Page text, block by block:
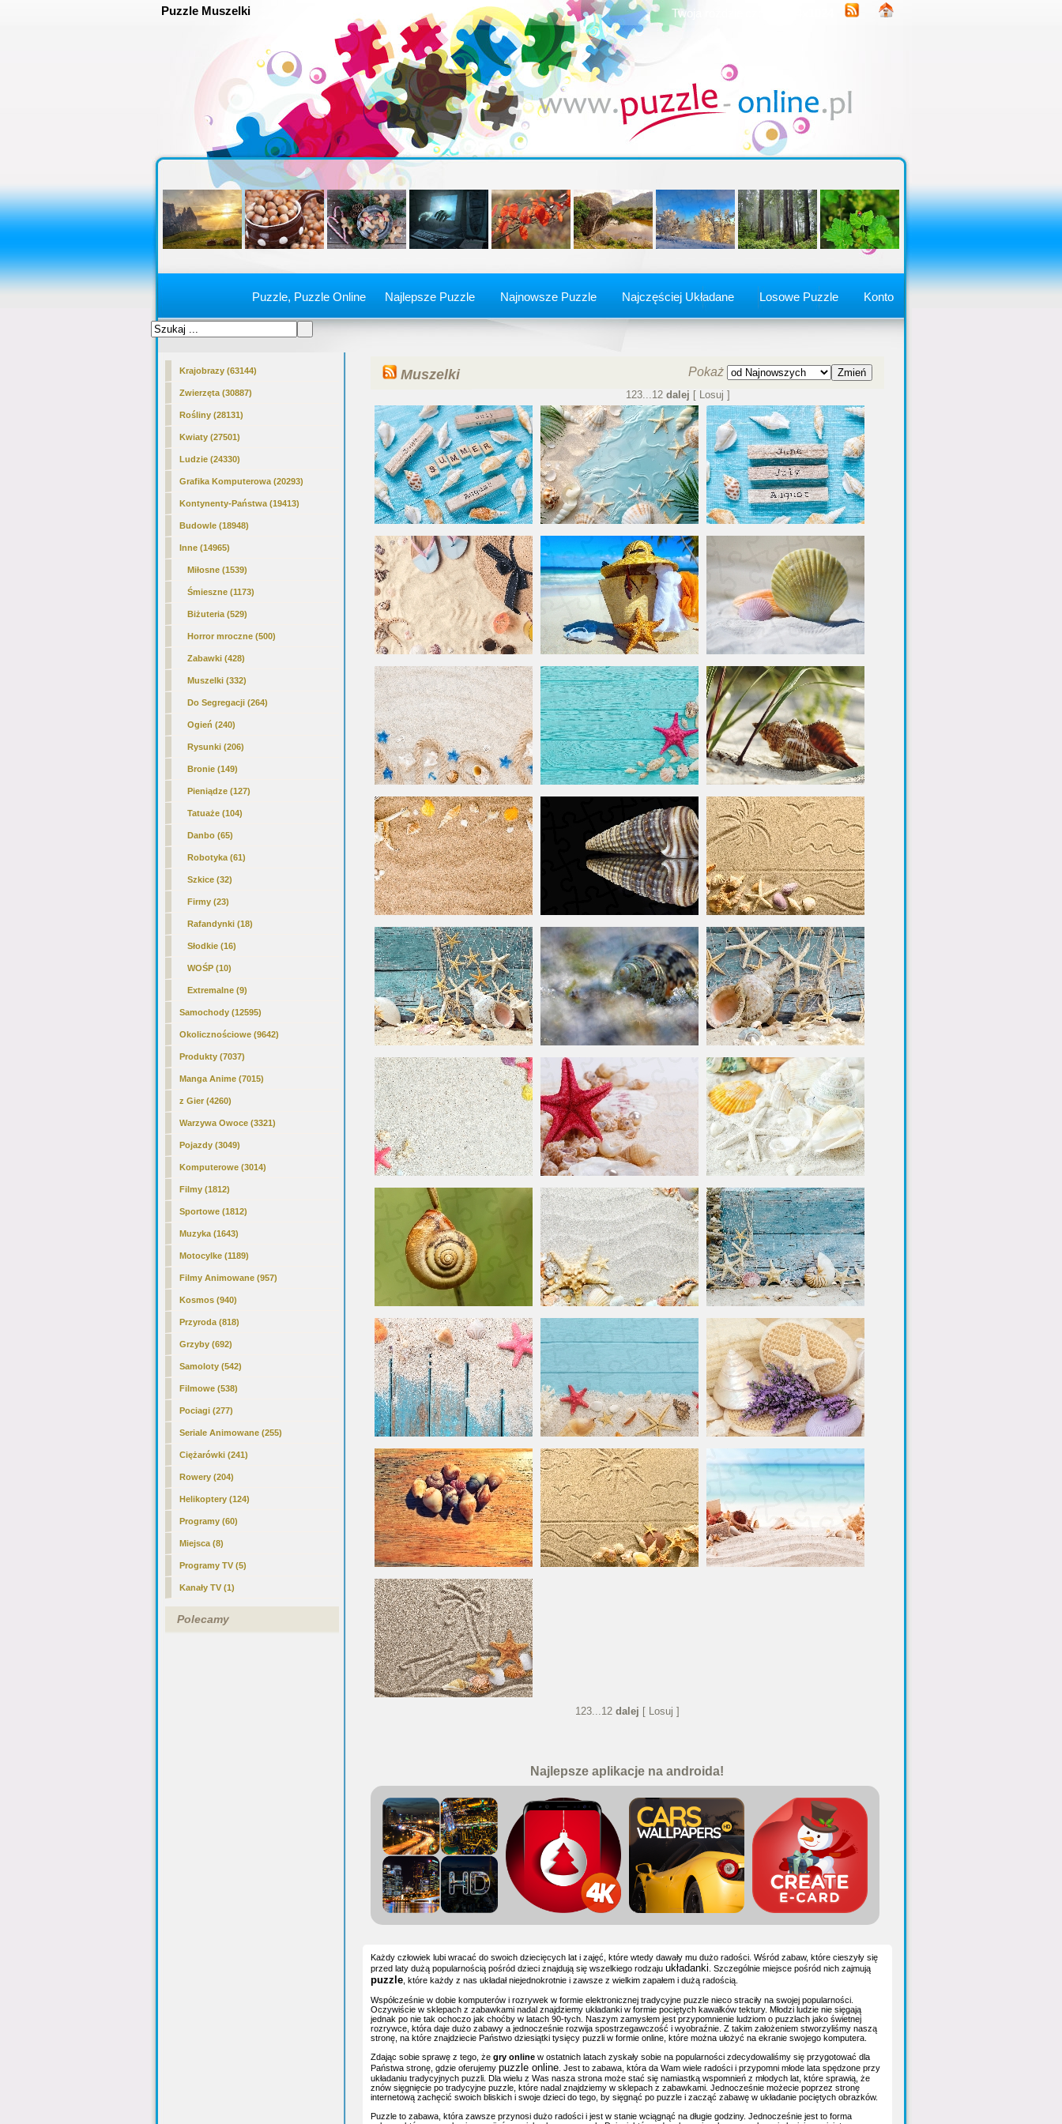
Puzzle Muszelki Twoja rozdzielczość
Puzzle, Puzzle Online Najlepsze Puzzle Najnowsze Puzzle Najczęściej Układane Losowe Puzzle Konto
Krajobrazy (63144)
Zwierzęta (30887)
Rośliny (28131)
Kwiaty (27501)
Ludzie (24330)
Grafika Komputerowa (20293)
Kontynenty-Państwa (19413)
Budowle (18948)
Inne (14965)
Miłosne (1539)
Śmieszne (1173)
Biżuteria (529)
Horror mroczne (500)
Zabawki (428)
Muszelki(332)
Do Segregacji (264)
Ogień (240)
Rysunki (206)
Bronie (149)
Pieniądze (127)
Tatuaże (104)
Danbo (65)
Robotyka (61)
Szkice (32)
Firmy (23)
Rafandynki (18)
Słodkie (16)
WOŚP (10)
Extremalne (9)
Samochody (12595)
Okolicznościowe (9642)
Produkty (7037)
Manga Anime (7015)
z Gier (4260)
Warzywa Owoce (3321)
Pojazdy (3049)
Komputerowe (3014)
Filmy (1812)
Sportowe (1812)
Muzyka (1643)
Motocylke (1189)
Filmy Animowane (957)
Kosmos (940)
Przyroda (818)
Grzyby (692)
Samoloty (542)
Filmowe (538)
Pociagi (277)
Seriale Animowane (255)
Ciężarówki (241)
Rowery (204)
Helikoptery (124)
Programy (60)
Miejsca (8)
Programy TV (5)
Kanały TV (1)
Polecamy
Muszelki Pokaż
123...12 dalej [ Losuj ]
123...12 dalej [ Losuj ]
Najlepsze aplikacje na androida!
Każdy człowiek lubi wracać do swoich dziecięcych lat i zajęć, które wtedy dawały mu dużo radości. Wśród zabaw, które cieszyły się
przed laty dużą popularnością pośród dzieci znajdują się wszelkiego rodzaju układanki . Szczególnie miejsce pośród nich zajmują
puzzle, które każdy z nas układał niejednokrotnie i zawsze z wielkim zapałem i dużą radością.
Współcześnie w dobie komputerów i rozrywek w formie elektronicznej tradycyjne puzzle nieco straciły na swojej popularności.
Oczywiście w sklepach z zabawkami nadal znajdziemy układanki w formie pociętych kawałków tektury. Młodzi ludzie nie sięgają
jednak po nie tak ochoczo jak choćby w latach 90-tych. Naszym zamysłem jest przypomnienie ludziom o puzzlach jako świetnej
rozrywce, która daje dużo zabawy a jednocześnie rozwija spostrzegawczość i wyobraźnie. Z takim założeniem stworzyliśmy naszą
stronę, na które znajdziecie Państwo dziesiątki tysięcy puzzli w formie online, które można ułożyć na ekranie swojego komputera.
Zdając sobie sprawę z tego, że gry onlinew ostatnich latach zyskały sobie na popularności zdecydowaliśmy się przygotować dla
Państwa stronę, gdzie oferujemy puzzle online. Jest to zabawa, która da Wam wiele radości i przypomni młode lata spędzone przy
układaniu tradycyjnych puzzli. Dla wielu z Was nasza strona może stać się namiastką wspomnień z młodych lat, które sprawią, że
znów sięgnięcie po tradycyjne puzzle, które nadal znajdziemy w sklepach z zabawkami. Jednocześnie możecie poprzez stronę
internetową zachęcić swoich bliskich i swoje dzieci do tego, by sięgnąć po puzzle i zacząć zabawę w układanie pociętych obrazków.
Puzzle to zabawa, która zawsze przynosi dużo radości i jest w stanie wciągnąć na długie godziny. Jednocześnie jest to forma